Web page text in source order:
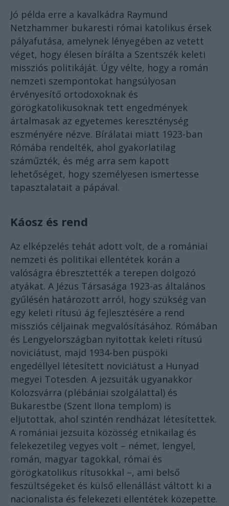
Jó példa erre a kavalkádra Raymund
Netzhammer bukaresti római katolikus érsek
pályafutása, amelynek lényegében az vetett
véget, hogy élesen bírálta a Szentszék keleti
missziós politikáját. Úgy vélte, hogy a román
nemzeti szempontokat hangsúlyosan
érvényesítő ortodoxoknak és
görögkatolikusoknak tett engedmények
ártalmasak az egyetemes kereszténység
eszményére nézve. Bírálatai miatt 1923-ban
Rómába rendelték, ahol gyakorlatilag
száműzték, és még arra sem kapott
lehetőséget, hogy személyesen ismertesse
tapasztalatait a pápával.
Káosz és rend
Az elképzelés tehát adott volt, de a romániai
nemzeti és politikai ellentétek korán a
valóságra ébresztették a terepen dolgozó
atyákat. A Jézus Társasága 1923-as általános
gyűlésén határozott arról, hogy szükség van
egy keleti rítusú ág fejlesztésére a rend
missziós céljainak megvalósításához. Rómában
és Lengyelországban nyitottak keleti rítusú
noviciátust, majd 1934-ben püspöki
engedéllyel létesített noviciátust a Hunyad
megyei Totesden. A jezsuiták ugyanakkor
Kolozsvárra (plébániai szolgálattal) és
Bukarestbe (Szent Ilona templom) is
eljutottak, ahol szintén rendházat létesítettek.
A romániai jezsuita közösség etnikailag és
felekezetileg vegyes volt – német, lengyel,
román, magyar tagokkal, római és
görögkatolikus rítusokkal –, ami belső
feszültségeket és külső ellenállást váltott ki a
nacionalista és felekezeti ellentétek közepette.